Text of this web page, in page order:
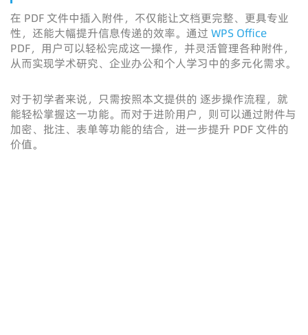
在 PDF 文件中插入附件，不仅能让文档更完整、更具专业
性，还能大幅提升信息传递的效率。通过 WPS Office
PDF，用户可以轻松完成这一操作，并灵活管理各种附件，
从而实现学术研究、企业办公和个人学习中的多元化需求。
对于初学者来说，只需按照本文提供的 逐步操作流程，就
能轻松掌握这一功能。而对于进阶用户，则可以通过附件与
加密、批注、表单等功能的结合，进一步提升 PDF 文件的
价值。